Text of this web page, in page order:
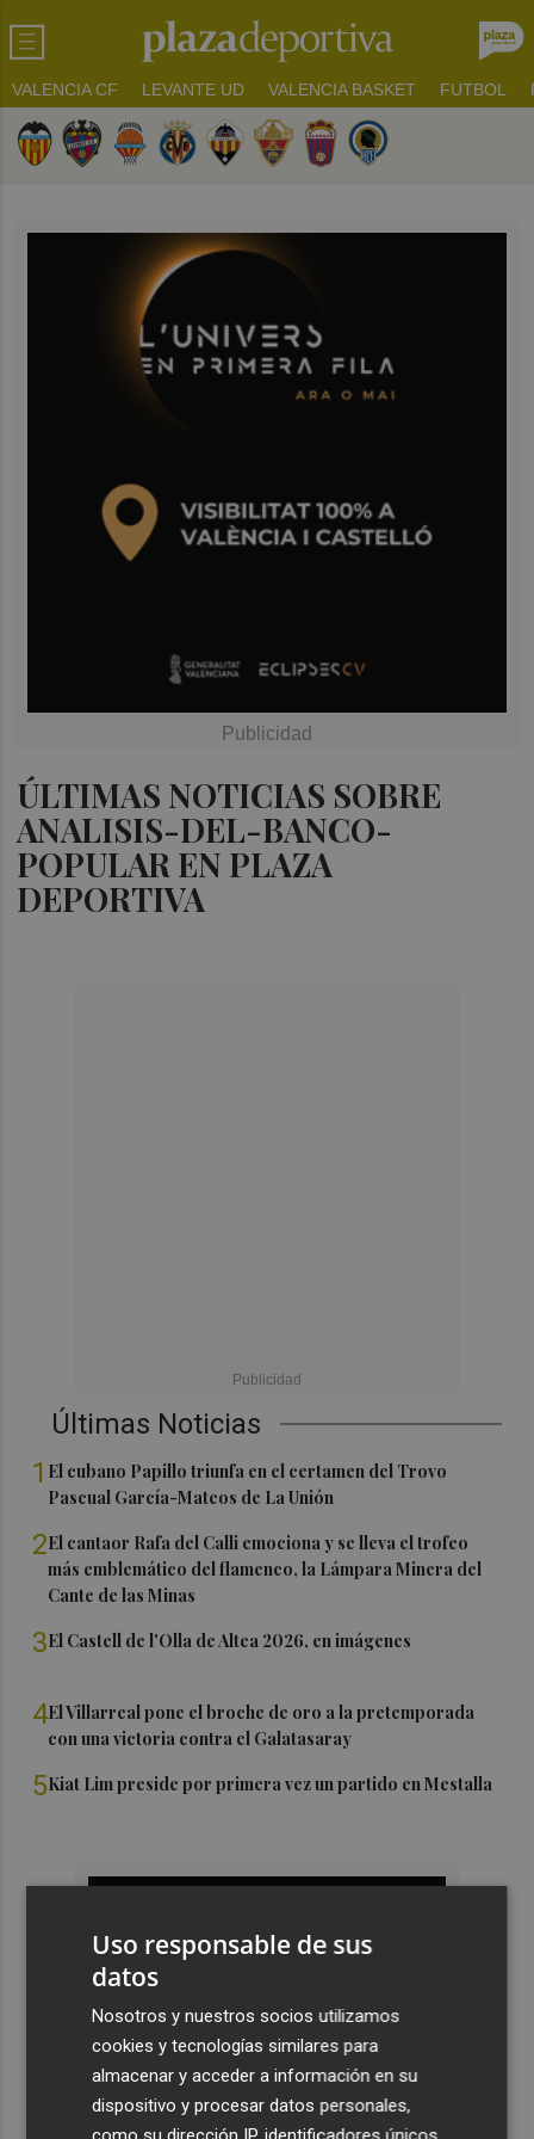
VALENCIA CF LEVANTE UD VALENCIA BASKET FUTBOL
ÚLTIMAS NOTICIAS SOBRE
ANALISIS-DEL-BANCO-
POPULAR EN PLAZA
DEPORTIVA
Últimas Noticias
1 El cubano Papillo triunfa en el certamen del Trovo
Pascual García-Mateos de La Unión
2El cantaor Rafa del Calli emociona y se lleva el trofeo
más emblemático del flamenco, la Lámpara Minera del
Cante de las Minas
3El Castell de l'Olla de Altea 2026, en imágenes
4El Villarreal pone el broche de oro a la pretemporada
con una victoria contra el Galatasaray
5Kiat Lim preside por primera vez un partido en Mestalla
Uso responsable de sus
datos
Nosotros y nuestros socios utilizamos
cookies y tecnologías similares para
almacenar y acceder a información en su
dispositivo y procesar datos personales,